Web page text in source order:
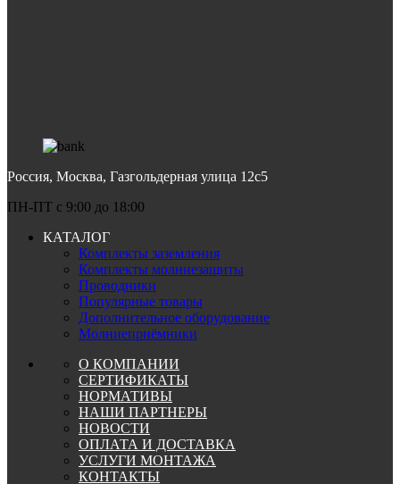
Россия, Москва, Газгольдерная улица 12с5
ПН-ПТ c 9:00 до 18:00
КАТАЛОГ
Комплекты заземления
Комплекты молниезащиты
Проводники
Популярные товары
Дополнительное оборудование
Молниеприёмники
О КОМПАНИИ
СЕРТИФИКАТЫ
НОРМАТИВЫ
НАШИ ПАРТНЕРЫ
НОВОСТИ
ОПЛАТА И ДОСТАВКА
УСЛУГИ МОНТАЖА
КОНТАКТЫ